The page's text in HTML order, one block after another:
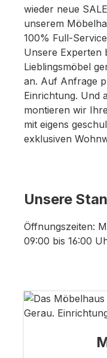
Ware leider
austauschen.
Ausschluss
Die Haftung
sowie auf
Fahr­lässig­keit
rührt.
wieder neue
unserem
100% Full-
Unsere Experten
Lieblingsmöbel
an. Auf Anfrage
Einrichtung. Und
montieren wir
mit eigens
exklusiven
Unsere
Öffnungszeiten:
09:00 bis 16:00